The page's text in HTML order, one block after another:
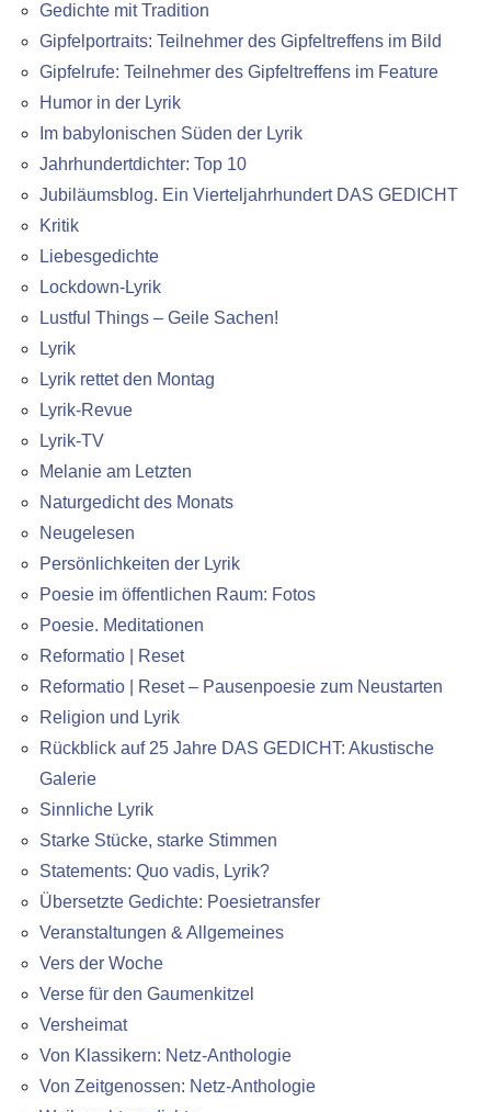
Gedichte mit Tradition
Gipfelportraits: Teilnehmer des Gipfeltreffens im Bild
Gipfelrufe: Teilnehmer des Gipfeltreffens im Feature
Humor in der Lyrik
Im babylonischen Süden der Lyrik
Jahrhundertdichter: Top 10
Jubiläumsblog. Ein Vierteljahrhundert DAS GEDICHT
Kritik
Liebesgedichte
Lockdown-Lyrik
Lustful Things – Geile Sachen!
Lyrik
Lyrik rettet den Montag
Lyrik-Revue
Lyrik-TV
Melanie am Letzten
Naturgedicht des Monats
Neugelesen
Persönlichkeiten der Lyrik
Poesie im öffentlichen Raum: Fotos
Poesie. Meditationen
Reformatio | Reset
Reformatio | Reset – Pausenpoesie zum Neustarten
Religion und Lyrik
Rückblick auf 25 Jahre DAS GEDICHT: Akustische
Galerie
Sinnliche Lyrik
Starke Stücke, starke Stimmen
Statements: Quo vadis, Lyrik?
Übersetzte Gedichte: Poesietransfer
Veranstaltungen & Allgemeines
Vers der Woche
Verse für den Gaumenkitzel
Versheimat
Von Klassikern: Netz-Anthologie
Von Zeitgenossen: Netz-Anthologie